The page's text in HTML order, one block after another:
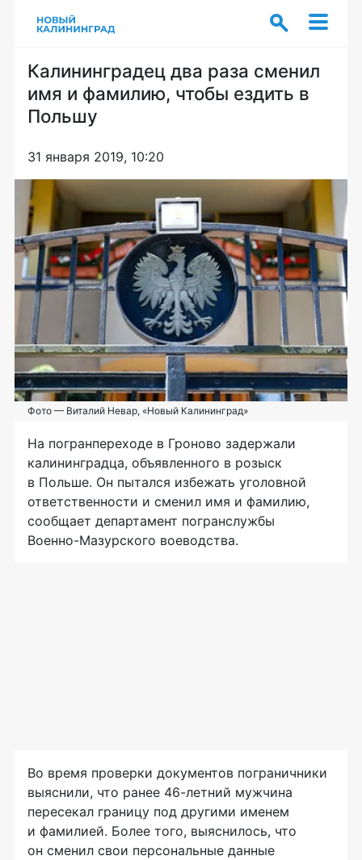
Калининградец два раза сменил
имя и фамилию, чтобы ездить в
Польшу
31 января 2019, 10:20
Фото — Виталий Невар, «Новый Калининград»
На погранпереходе в Гроново задержали
калининградца, объявленного в розыск
в Польше. Он пытался избежать уголовной
ответственности и сменил имя и фамилию,
сообщает департамент погранслужбы
Военно-Мазурского воеводства.
Во время проверки документов пограничники
выяснили, что ранее 46-летний мужчина
пересекал границу под другими именем
и фамилией. Более того, выяснилось, что
он сменил свои персональные данные